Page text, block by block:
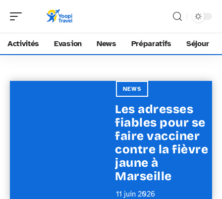
Activités Evasion News Préparatifs Séjour
NEWS
Les adresses
fiables pour se
faire vacciner
contre la fièvre
jaune à
Marseille
11 juin 2026